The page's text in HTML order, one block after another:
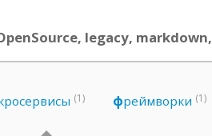
legacy, markdown,
(1) фреймворки (1)